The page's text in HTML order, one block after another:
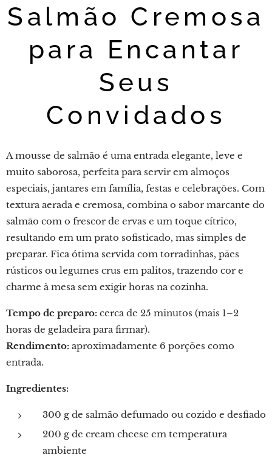
Salmão Cremosa
para Encantar
Seus
Convidados
A mousse de salmão é uma entrada elegante, leve e
muito saborosa, perfeita para servir em almoços
especiais, jantares em família, festas e celebrações. Com
textura aerada e cremosa, combina o sabor marcante do
salmão com o frescor de ervas e um toque cítrico,
resultando em um prato sofisticado, mas simples de
preparar. Fica ótima servida com torradinhas, pães
rústicos ou legumes crus em palitos, trazendo cor e
charme à mesa sem exigir horas na cozinha.
Tempo de preparo: cerca de 25 minutos (mais 1–2
horas de geladeira para firmar).
Rendimento: aproximadamente 6 porções como
entrada.
Ingredientes:
300 g de salmão defumado ou cozido e desfiado
200 g de cream cheese em temperatura
ambiente